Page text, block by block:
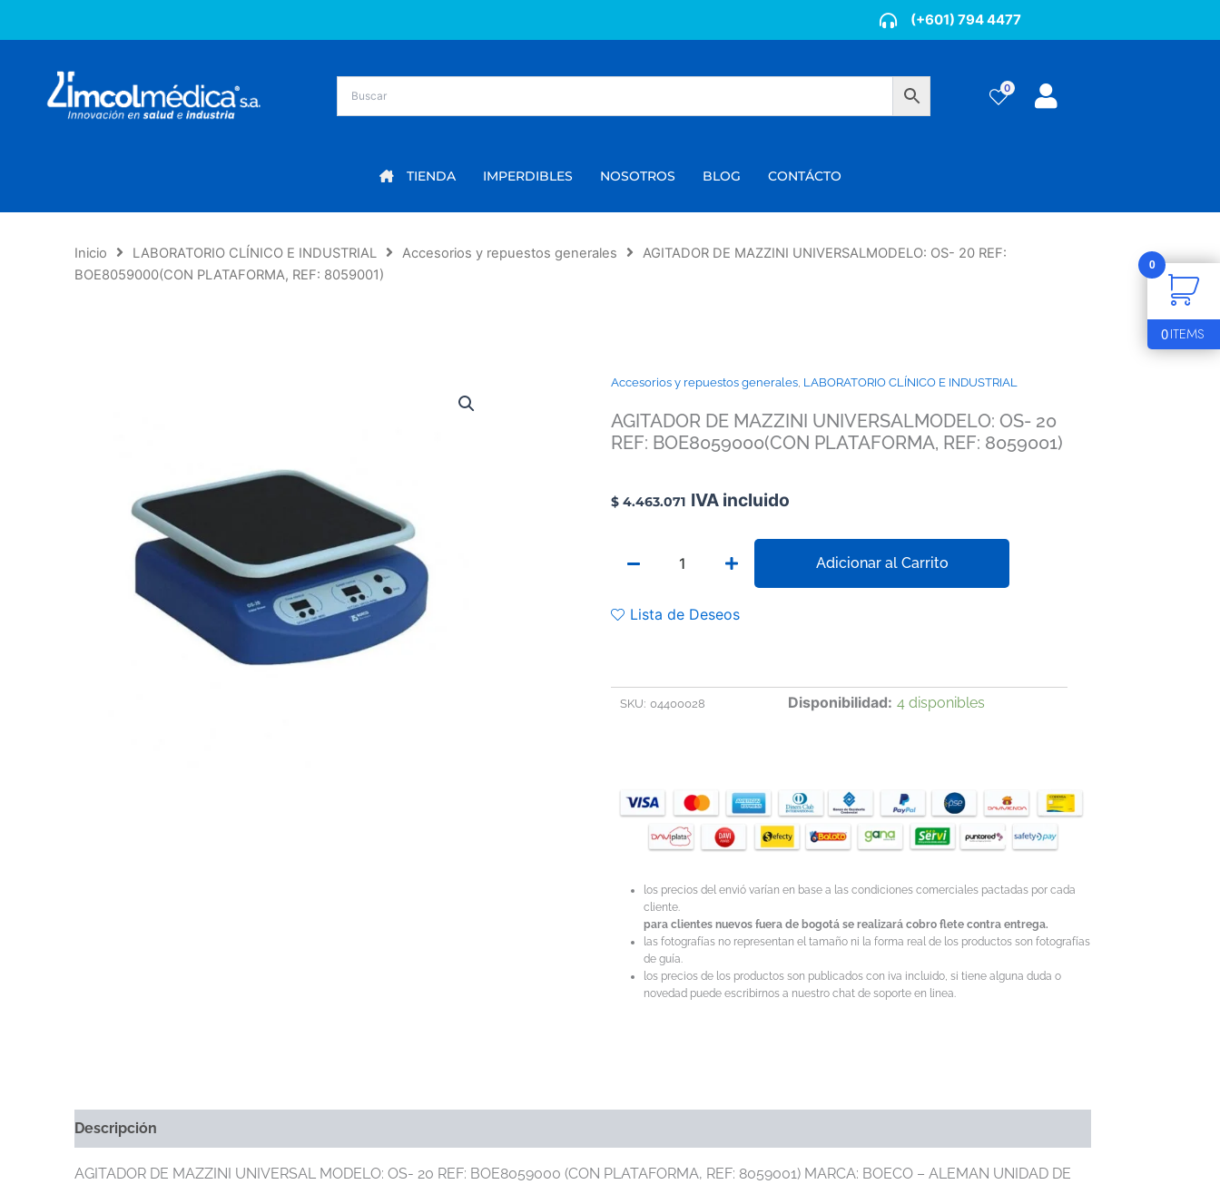
(+601) 794 4477
0
TIENDA IMPERDIBLES NOSOTROS BLOG CONTÁCTO
Inicio LABORATORIO CLÍNICO E INDUSTRIAL Accesorios y repuestos generales
AGITADOR DE MAZZINI UNIVERSALMODELO: OS- 20 REF:
BOE8059000(CON PLATAFORMA, REF: 8059001)
Accesorios y repuestos generales LABORATORIO CLÍNICO E INDUSTRIAL
AGITADOR DE MAZZINI UNIVERSALMODELO: OS- 20
REF: BOE8059000(CON PLATAFORMA, REF: 8059001)
$ 4.463.071 IVA incluido
OS-
PLATAFORMA,
REF:
Adicionar al Carrito
Lista de Deseos
SKU: 04400028 Disponibilidad: 4 disponibles
los precios del envió varían en base a las condiciones comerciales pactadas por cada
cliente.
para clientes nuevos fuera de bogotá se realizará cobro flete contra entrega.
las fotografías no representan el tamaño ni la forma real de los productos son fotografías
de guía.
los precios de los productos son publicados con iva incluido, si tiene alguna duda o
novedad puede escribirnos a nuestro chat de soporte en linea.
Descripción
AGITADOR DE MAZZINI UNIVERSAL MODELO: OS- 20 REF: BOE8059000 (CON PLATAFORMA, REF: 8059001) MARCA: BOECO – ALEMAN UNIDAD DE
0
0ITEMS